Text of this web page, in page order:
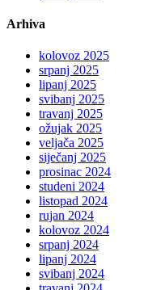
Arhiva
kolovoz 2025
srpanj 2025
lipanj 2025
svibanj 2025
travanj 2025
ožujak 2025
veljača 2025
siječanj 2025
prosinac 2024
studeni 2024
listopad 2024
rujan 2024
kolovoz 2024
srpanj 2024
lipanj 2024
svibanj 2024